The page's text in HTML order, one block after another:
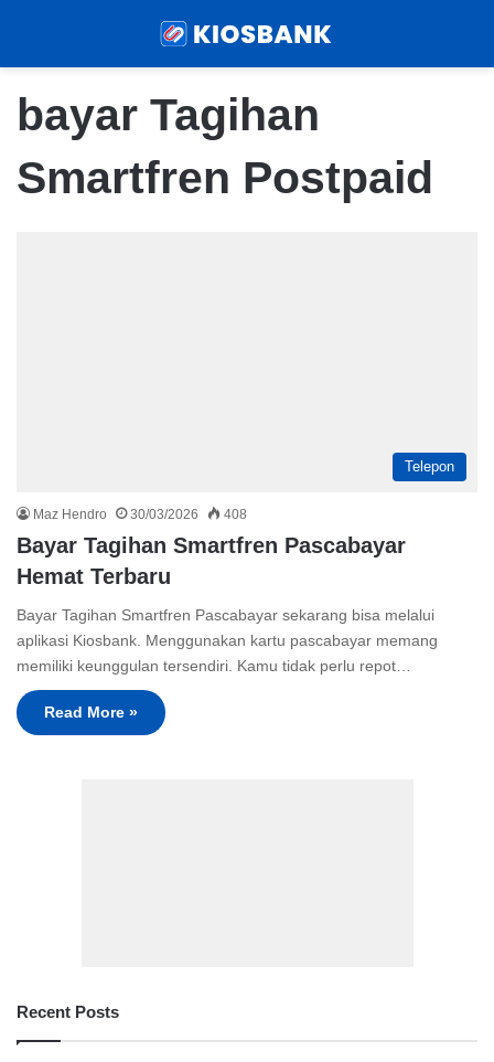
bayar Tagihan
Smartfren Postpaid
Telepon
Maz Hendro 30/03/2026 408
Bayar Tagihan Smartfren Pascabayar
Hemat Terbaru
Bayar Tagihan Smartfren Pascabayar sekarang bisa melalui
aplikasi Kiosbank. Menggunakan kartu pascabayar memang
memiliki keunggulan tersendiri. Kamu tidak perlu repot…
Read More »
Recent Posts